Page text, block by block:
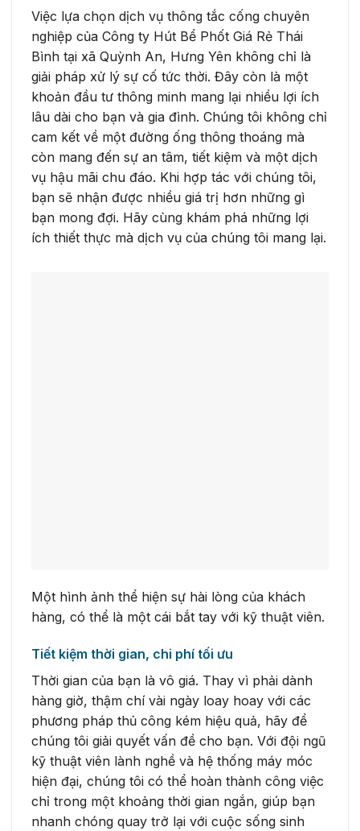
Việc lựa chọn dịch vụ thông tắc cống chuyên
nghiệp của Công ty Hút Bể Phốt Giá Rẻ Thái
Bình tại xã Quỳnh An, Hưng Yên không chỉ là
giải pháp xử lý sự cố tức thời. Đây còn là một
khoản đầu tư thông minh mang lại nhiều lợi ích
lâu dài cho bạn và gia đình. Chúng tôi không chỉ
cam kết về một đường ống thông thoáng mà
còn mang đến sự an tâm, tiết kiệm và một dịch
vụ hậu mãi chu đáo. Khi hợp tác với chúng tôi,
bạn sẽ nhận được nhiều giá trị hơn những gì
bạn mong đợi. Hãy cùng khám phá những lợi
ích thiết thực mà dịch vụ của chúng tôi mang lại.
Một hình ảnh thể hiện sự hài lòng của khách
hàng, có thể là một cái bắt tay với kỹ thuật viên.
Tiết kiệm thời gian, chi phí tối ưu
Thời gian của bạn là vô giá. Thay vì phải dành
hàng giờ, thậm chí vài ngày loay hoay với các
phương pháp thủ công kém hiệu quả, hãy để
chúng tôi giải quyết vấn đề cho bạn. Với đội ngũ
kỹ thuật viên lành nghề và hệ thống máy móc
hiện đại, chúng tôi có thể hoàn thành công việc
chỉ trong một khoảng thời gian ngắn, giúp bạn
nhanh chóng quay trở lại với cuộc sống sinh